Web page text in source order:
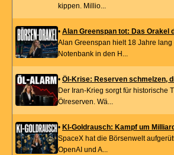
kippen. Millio...
• Alan Greenspan tot: Das Orakel
Alan Greenspan hielt 18 Jahre
Notenbank in den H...
• Öl-Krise: Reserven schmelzen,
Der Iran-Krieg sorgt für historische
Ölreserven. Wä...
• KI-Goldrausch: Kampf um
SpaceX hat die Börsenwelt
OpenAI und A...